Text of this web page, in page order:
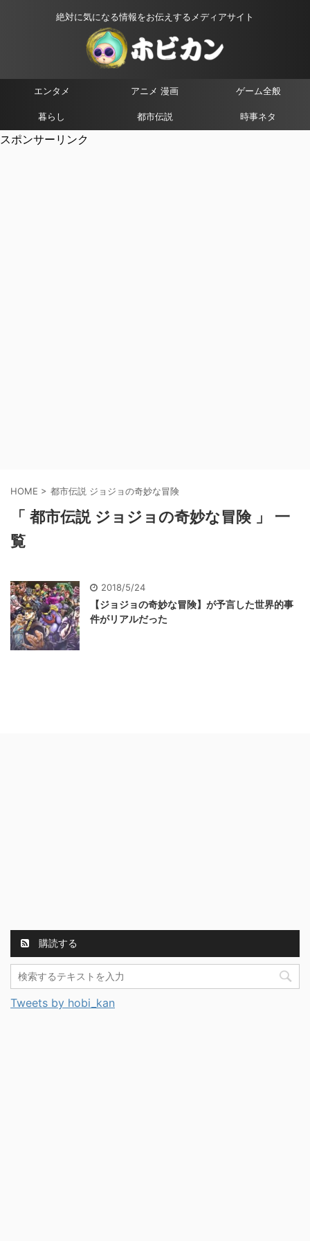
絶対に気になる情報をお伝えするメディアサイト
エンタメ アニメ 漫画 ゲーム全般
暮らし 都市伝説 時事ネタ
スポンサーリンク
HOME > 都市伝説 ジョジョの奇妙な冒険
「 都市伝説 ジョジョの奇妙な冒険 」 一
覧
2018/5/24
【ジョジョの奇妙な冒険】が予言した世界的事
件がリアルだった
購読する
Tweets by hobi_kan